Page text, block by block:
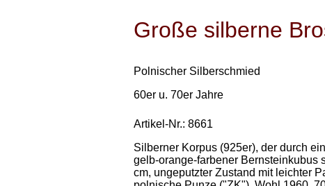
Große silberne
Polnischer Silberschmied
60er u. 70er Jahre
Artikel-Nr.: 8661
Silberner Korpus (925er), der durch
gelb-orange-farbener Bernsteinkubus
cm, ungeputzter Zustand mit leichter